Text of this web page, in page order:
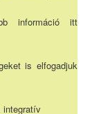
információ itt
is elfogadjuk
integratív